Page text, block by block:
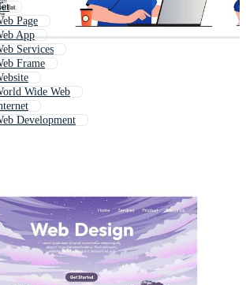
Page
App
Services
Frame
Wide Web
Development